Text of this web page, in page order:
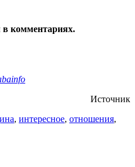
в комментариях.
Источник
, интересное, отношения,